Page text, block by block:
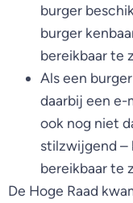
burger
burger
bereikbaar te
Als een
daarbij een
ook nog niet
stilzwijgend –
bereikbaar te
De Hoge Raad